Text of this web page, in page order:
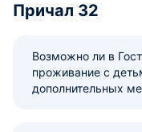
Причал 32
Возможно ли в
проживание с
дополнительных